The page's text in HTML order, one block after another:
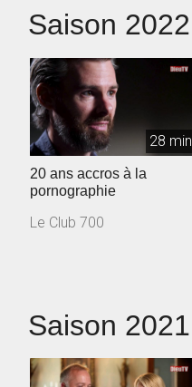
Saison 2022
28 min
20 ans accros à la
pornographie
Le Club 700
Saison 2021